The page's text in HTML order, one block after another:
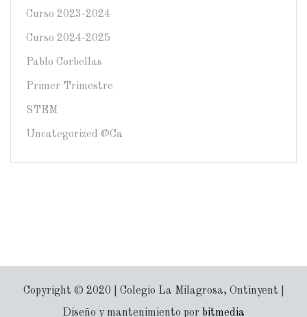
Curso 2023-2024
Curso 2024-2025
Pablo Corbellas
Primer Trimestre
STEM
Uncategorized @ca
Copyright © 2020 | Colegio La Milagrosa, Ontinyent |
Diseño y mantenimiento por bitmedia